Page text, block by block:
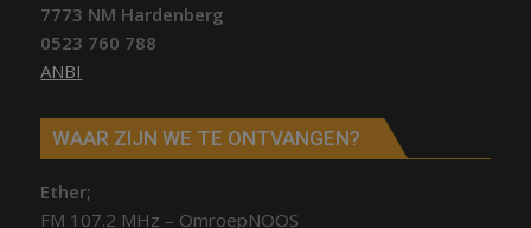
7773 NM Hardenberg
0523 760 788
ANBI
WAAR ZIJN WE TE ONTVANGEN?
Ether;
FM 107.2 MHz – OmroepNOOS